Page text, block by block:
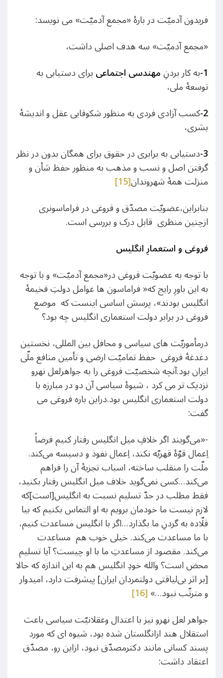
فریدون آدمیّت در بارۀ «مجمع آدمیّت» می ‏نویسد:
«مجمع آدمیّت» سه هدف اصلی داشت،
1- به کار بردنِمهندسی اجتماعیبرای دستیابی به
توسعۀ‏ ملی،
2-کسب آزادی فردی به منظور شکوفایی عقل و اندیشۀ
بشری،
3- دست‏یابی به برابری در حقوق برای‏ همگان بدون در نظر
گرفتن اصل و نسب و مذهب‏ به منظور حفظ شأن و
منزلت همۀ شهروندان[15]
بنابراین،عضویّت مصدّق و فروغی در فراماسونری
ازچنین منظری قابل درک و بررسی است.
فروغی و استعمارِ انگلیس
با توجه به عضویّت فروغی در«مجمع آدمیّت» و با توجه
به این باورِ رایج که« فراماسون ها عوامل دولتِ فخیمۀ
انگلیس بودند»، پرسش اساسی اینست که موضع
فروغی در برابر دولت استعماری انگلیس چه بود؟
درمأموریّت های سیاسی و محافل بین المللی، نخستین
دغدغۀ فروغی حفظ تمامیّت ارضی و تأمین منافع ملّی
ایران بود.آنچه شخصیّت فروغی را به جواهرلعل نهرو
نزدیک تر می کرد ، شیوۀ سیاسی آن دو در مبارزه با
دولت استعماری انگلیس بود.دراین باره فروغی می
گفت:
-«می‌گویند اگر خلافِ میل انگلیس رفتار کنیم فرضاً
اِعمال قوّۀ قهریّه نکند، اِعمال نفوذ و دسیسه می‌کند.
ملّت را منقلب ساخته، اسباب تجزیۀ آن را فراهم
می‌کند…کسی نمی‌گوید خلاف میل انگلیس رفتار بکنید،
فقط مطلب در حدّ تسلیم نسبت به انگلیس[است]که
لازم نیست ما خودمان برویم به او التماس بکنیم که بیا
قلّاده به گردنِ ما بگذارد…اگر با انگلیس مساعدت کنیم،
با ما مساعدت می‌کند. خیلی خوب هم مساعدت
می‌کند. مقصود از مساعدتِ ما با او چیست؟ آیا تسلیم
محض است؟ والله خودِ انگلیس هم به این اندازه که حالا
[بر اثر بی‌لیاقتی دولتمردان ایران] پیشرفت دارد، امیدوار
و مترتّب نبود…»[16]
جواهر لعل نهرو نیز با اعتدال وعقلانیّت سیاسی باعث
استقلال هند ازانگلستان شده بود، شیوه ای که مورد
پسند کسانی مانند دکترمصدّق نبود، ازاین رو، مصدّق
اعتقاد داشت: